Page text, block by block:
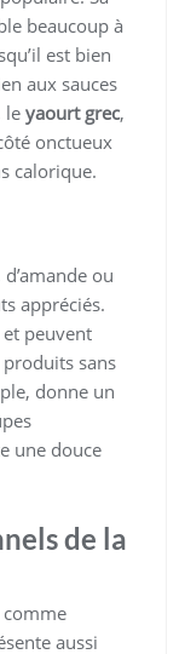
beaucoup à
est bien
aux sauces
le yaourt grec,
onctueux
calorique.
ou
appréciés.
peuvent
sans
donne un
une douce
de la
comme
aussi